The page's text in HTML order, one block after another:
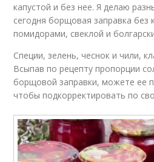
капустой и без нее. Я делаю
сегодня борщовая заправка без
помидорами, свеклой и
Специи, зелень, чеснок и чили,
Всыпав по рецепту пропорции
борщовой заправки, можете ее
чтобы подкорректировать по